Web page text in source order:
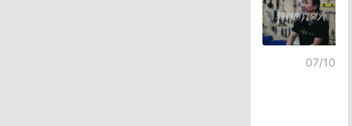
07/10